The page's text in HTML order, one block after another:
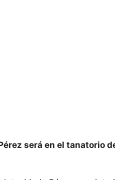
será en el tanatorio